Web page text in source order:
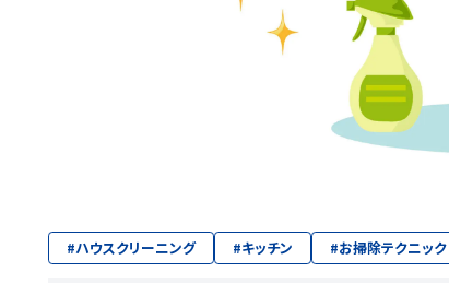
#ハウスクリーニング #キッチン #お掃除テクニック